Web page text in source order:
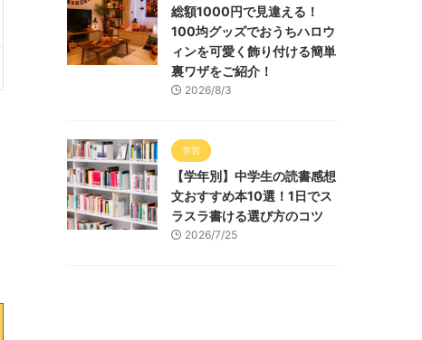
総額1000円で見違える！
100均グッズでおうちハロウ
ィンを可愛く飾り付ける簡単
裏ワザをご紹介！
2026/8/3
学習
【学年別】中学生の読書感想
文おすすめ本10選！1日でス
ラスラ書ける選び方のコツ
2026/7/25